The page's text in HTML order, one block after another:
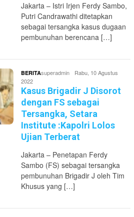
Jakarta – Istri Irjen Ferdy Sambo,
Putri Candrawathi ditetapkan
sebagai tersangka kasus dugaan
pembunuhan berencana […]
BERITAsuperadmin
Rabu, 10 Agustus
2022
Kasus Brigadir J Disorot
dengan FS sebagai
Tersangka, Setara
Institute :Kapolri Lolos
Ujian Terberat
Jakarta – Penetapan Ferdy
Sambo (FS) sebagai tersangka
pembunuhan Brigadir J oleh Tim
Khusus yang […]